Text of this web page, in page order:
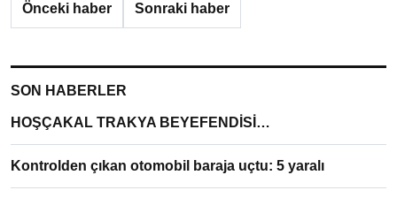
Önceki haber Sonraki haber
SON HABERLER
HOŞÇAKAL TRAKYA BEYEFENDİSİ…
Kontrolden çıkan otomobil baraja uçtu: 5 yaralı